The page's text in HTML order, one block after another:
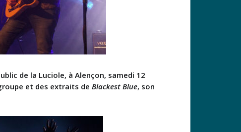
de la Luciole, à Alençon, samedi 12
et des extraits de Blackest Blue, son